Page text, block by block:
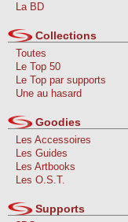
La BD
Collections
Toutes
Le Top 50
Le Top par supports
Une au hasard
Goodies
Les Accessoires
Les Guides
Les Artbooks
Les O.S.T.
Supports